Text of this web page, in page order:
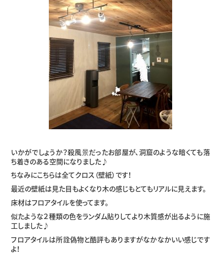
いかがでしょうか？殺風景だったお部屋が、洞窟のような暗くても落
ち着きのある空間になりました♪
ちなみにこちらは全てクロス（壁紙）です！
最近の壁紙は見た目もよくなり木の感じもとてもリアルに見えます。
床材はフロアタイルを使ってます。
似たような２種類の色をランダム貼りしてより木質感が出るように施
工しました♪
フロアタイルは所詮偽物と酷評もありますがなかなかいい感じです
よ！